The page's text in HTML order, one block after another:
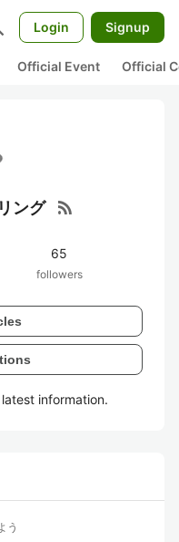
Login Signup
Official Event Official
ング rss_feed
65
followers
information.
う